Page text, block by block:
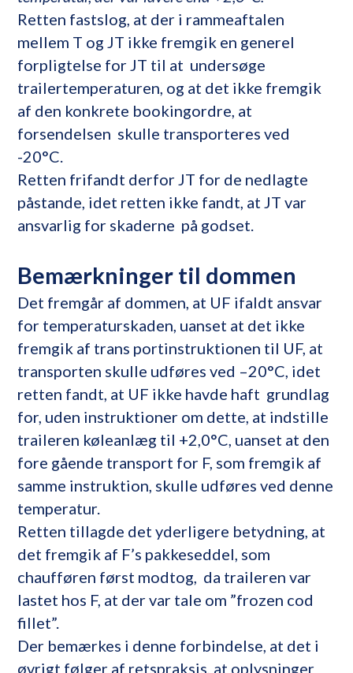
Retten fastslog, at der i rammeaftalen
mellem T og JT ikke fremgik en generel
forpligtelse for JT til at undersøge
trailertemperaturen, og at det ikke fremgik
af den konkrete bookingordre, at
forsendelsen skulle transporteres ved
-20°C.
Retten frifandt derfor JT for de nedlagte
påstande, idet retten ikke fandt, at JT var
ansvarlig for skaderne på godset.
Bemærkninger til dommen
Det fremgår af dommen, at UF ifaldt ansvar
for temperaturskaden, uanset at det ikke
fremgik af trans portinstruktionen til UF, at
transporten skulle udføres ved –20°C, idet
retten fandt, at UF ikke havde haft grundlag
for, uden instruktioner om dette, at indstille
traileren køleanlæg til +2,0°C, uanset at den
fore gående transport for F, som fremgik af
samme instruktion, skulle udføres ved denne
temperatur.
Retten tillagde det yderligere betydning, at
det fremgik af F’s pakkeseddel, som
chaufføren først modtog, da traileren var
lastet hos F, at der var tale om ”frozen cod
fillet”.
Der bemærkes i denne forbindelse, at det i
øvrigt følger af retspraksis, at oplysninger